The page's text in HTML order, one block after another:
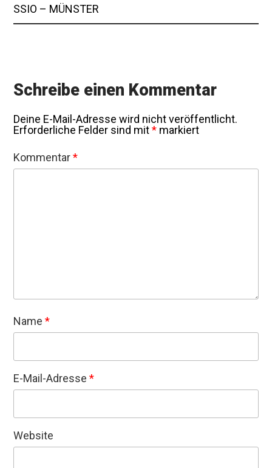
Next
post:
SSIO – MÜNSTER
Schreibe einen Kommentar
Deine E-Mail-Adresse wird nicht veröffentlicht.
Erforderliche Felder sind mit* markiert
Kommentar*
Name*
E-Mail-Adresse*
Website